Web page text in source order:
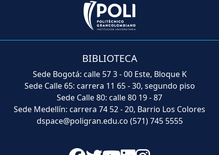
BIBLIOTECA
Sede Bogotá: calle 57 3 - 00 Este, Bloque K
Sede Calle 65: carrera 11 65 - 30, segundo piso
Sede Calle 80: calle 80 19 - 87
Sede Medellín: carrera 74 52 - 20, Barrio Los Colores
dspace@poligran.edu.co (571) 745 5555